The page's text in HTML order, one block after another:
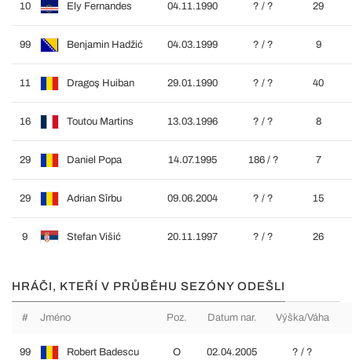
10 Ely Fernandes 04.11.1990 ? / ? 29
99 Benjamin Hadžić 04.03.1999 ? / ? 9
11 Dragoş Huiban 29.01.1990 ? / ? 40
16 Toutou Martins 13.03.1996 ? / ? 8
29 Daniel Popa 14.07.1995 186 / ? 7
29 Adrian Sîrbu 09.06.2004 ? / ? 15
9 Stefan Višić 20.11.1997 ? / ? 26
HRÁČI, KTEŘÍ V PRŮBĚHU SEZÓNY ODEŠLI
# Jméno Poz. Datum nar. Výška/Váha
99 Robert Badescu O 02.04.2005 ? / ?